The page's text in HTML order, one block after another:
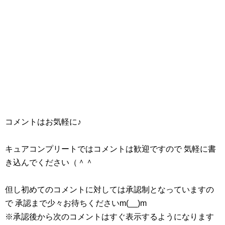
そしてグレイブさんもやたら狂暴化しとる…これはグレイ
第39話の感想記事更新しました！
キラキラ☆プリキュアアラモード第39話感想ネタバレ ジュ
関連記事
関連記事
コメントはお気軽に♪
キュアコンプリートではコメントは歓迎ですので 気軽に書
き込んでください（＾＾
但し初めてのコメントに対しては承認制となっていますの
で 承認まで少々お待ちくださいm(__)m
※承認後から次のコメントはすぐ表示するようになります